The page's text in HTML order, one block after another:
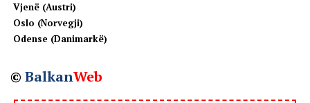
Vjenë (Austri)
Oslo (Norvegji)
Odense (Danimarkë)
© BalkanWeb